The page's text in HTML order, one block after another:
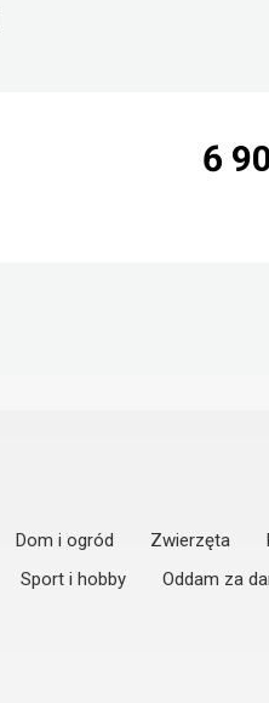
6
Dom i ogród Zwierzęta
Sport i hobby
Oddam za